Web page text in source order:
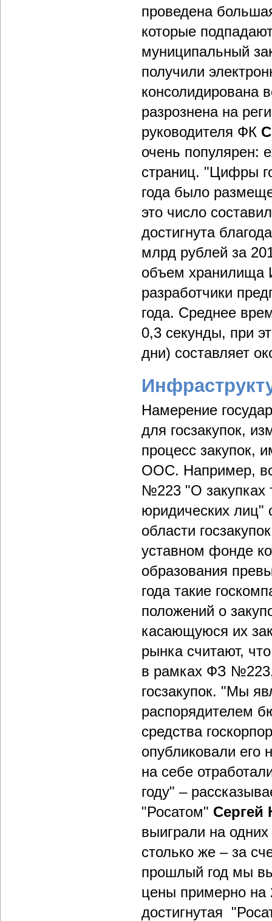
проведена
которые
муниципальный
получили
консолидирована
разрознена на
руководителя ФК
очень популярен:
страниц. "Цифры
года было
это число
достигнута
млрд рублей за
объем хранилища
разработчики
года. Среднее
0,3 секунды, при
дни) составляет
Намерение
для госзакупок,
процесс закупок,
ООС. Например,
№223 "О закупках
юридических лиц"
области
уставном фонде
образования
года такие
положений о
касающуюся их
рынка считают,
в рамках ФЗ
госзакупок. "Мы
распорядителем
средства
опубликовали
на себе
году" –
"Росатом" Сергей
выиграли на
столько же – за
прошлый год мы
цены примерно на
достигнутая